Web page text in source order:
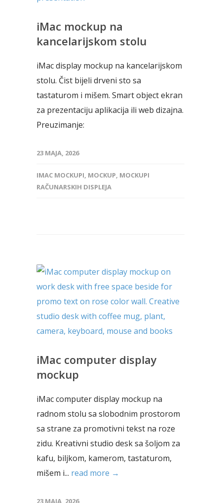
iMac mockup na
kancelarijskom stolu
iMac display mockup na kancelarijskom
stolu. Čist bijeli drveni sto sa
tastaturom i mišem. Smart object ekran
za prezentaciju aplikacija ili web dizajna.
Preuzimanje:
23 MAJA, 2026
IMAC MOCKUPI, MOCKUP, MOCKUPI
RAČUNARSKIH DISPLEJA
iMac computer display
mockup
iMac computer display mockup na
radnom stolu sa slobodnim prostorom
sa strane za promotivni tekst na roze
zidu. Kreativni studio desk sa šoljom za
kafu, biljkom, kamerom, tastaturom,
mišem i... read more →
23 MAJA, 2026